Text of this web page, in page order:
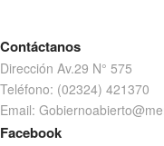
Contáctanos
Dirección Av.29 N° 575
Teléfono: (02324) 421370
Email:
Facebook